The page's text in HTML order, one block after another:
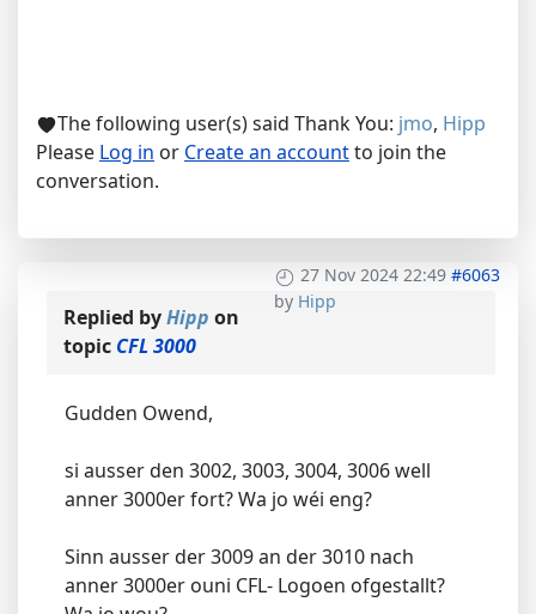
The following user(s) said Thank You: jmo, Hipp
Please Log in or Create an accountto join the
conversation.
27 Nov 2024 22:49 #6063
by Hipp
Replied byHipp on
topic CFL 3000
Gudden Owend,
si ausser den 3002, 3003, 3004, 3006 well
anner 3000er fort? Wa jo wéi eng?
Sinn ausser der 3009 an der 3010 nach
anner 3000er ouni CFL- Logoen ofgestallt?